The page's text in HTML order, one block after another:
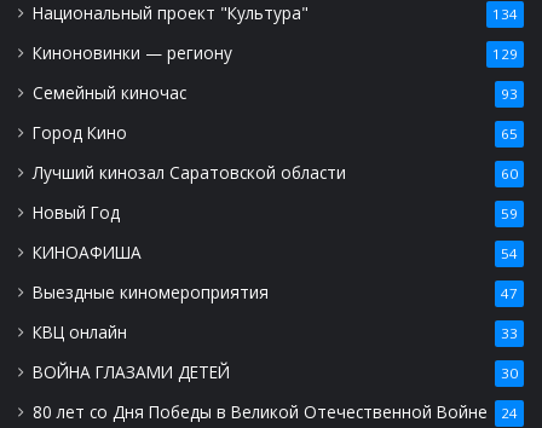
Национальный проект "Культура" 134
Киноновинки — региону 129
Семейный киночас 93
Город Кино 65
Лучший кинозал Саратовской области 60
Новый Год 59
КИНОАФИША 54
Выездные киномероприятия 47
КВЦ онлайн 33
ВОЙНА ГЛАЗАМИ ДЕТЕЙ 30
80 лет со Дня Победы в Великой Отечественной Войне 24